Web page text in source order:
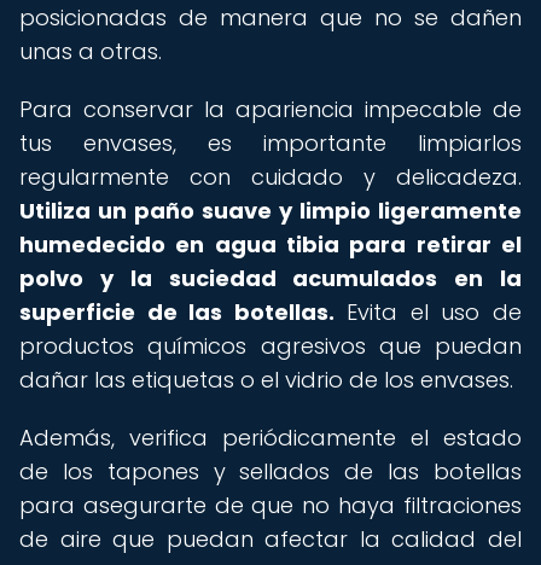
posicionadas de manera que no se dañen
unas a otras.
Para conservar la apariencia impecable de
tus envases, es importante limpiarlos
regularmente con cuidado y delicadeza.
Utiliza un paño suave y limpio ligeramente
humedecido en agua tibia para retirar el
polvo y la suciedad acumulados en la
superficie de las botellas. Evita el uso de
productos químicos agresivos que puedan
dañar las etiquetas o el vidrio de los envases.
Además, verifica periódicamente el estado
de los tapones y sellados de las botellas
para asegurarte de que no haya filtraciones
de aire que puedan afectar la calidad del